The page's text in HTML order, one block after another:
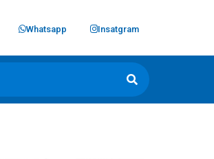
Whatsapp Insatgram